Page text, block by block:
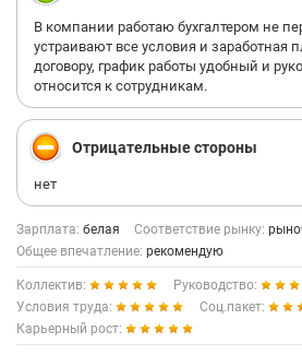
В компании работаю бухгалтером не
устраивают все условия и заработная
договору, график работы удобный и
относится к сотрудникам.
Отрицательные стороны
нет
Зарплата: белая Соответствие рынку:
Общее впечатление: рекомендую
Коллектив:
Руководство:
Условия труда:
Соц.пакет:
Карьерный рост: